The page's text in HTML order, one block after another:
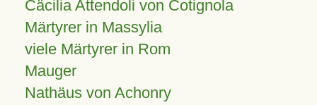
Cäcilia Attendoli von Cotignola
Märtyrer in Massylia
viele Märtyrer in Rom
Mauger
Nathäus von Achonry